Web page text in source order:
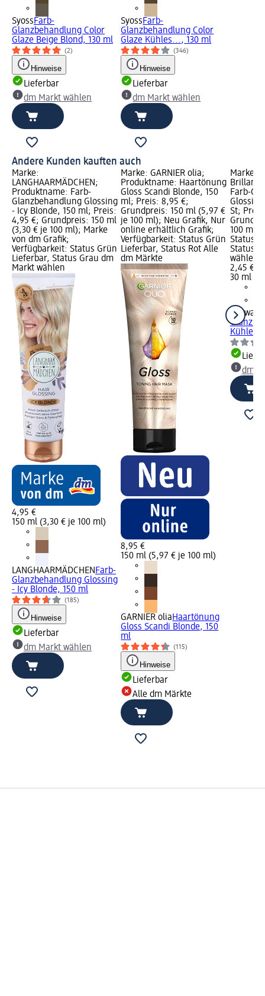
SyossFarb-
Glanzbehandlung Color
Glaze Beige Blond, 130 ml
(2)
Hinweise
Lieferbar
dm Markt wählen
SyossFarb-
Glanzbehandlung Color
Glaze Kühles..., 130 ml
(346)
Hinweise
Lieferbar
dm Markt wählen
Andere Kunden kauften auch
Marke:
LANGHAARMÄDCHEN;
Produktname: Farb-
Glanzbehandlung Glossing
- Icy Blonde, 150 ml; Preis:
4,95 €; Grundpreis: 150 ml
(3,30 € je 100 ml); Marke
von dm Grafik;
Verfügbarkeit: Status Grün
Lieferbar, Status Grau dm
Markt wählen
4,95 €
150 ml (3,30 € je 100 ml)
LANGHAARMÄDCHEN Farb-
Glanzbehandlung Glossing
- Icy Blonde, 150 ml
(185)
Hinweise
Lieferbar
dm Markt wählen
Marke: GARNIER olia;
Produktname: Haartönung
Gloss Scandi Blonde, 150
ml; Preis: 8,95 €;
Grundpreis: 150 ml (5,97 €
je 100 ml); Neu Grafik, Nur
online erhältlich Grafik;
Verfügbarkeit: Status Grün
Lieferbar, Status Rot Alle
dm Märkte
8,95 €
150 ml (5,97 € je 100 ml)
GARNIER oliaHaartönung
Gloss Scandi Blonde, 150
ml
(115)
Hinweise
Lieferbar
Alle dm Märkte
Marke:
Farb-
St;
100 ml);
Status
Status
wählen
2,45 €
30 ml
Kühles
dm